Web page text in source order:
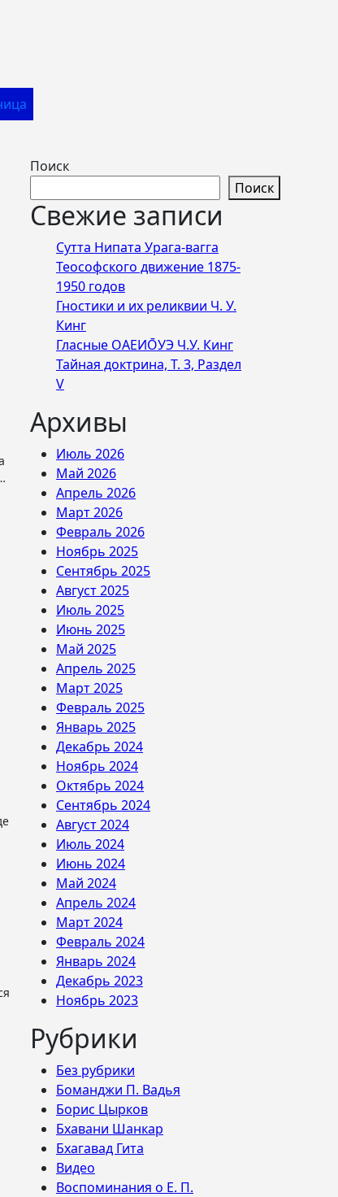
Поиск
Поиск
Свежие записи
Сутта Нипата Урага-вагга
Теософского движение 1875-
1950 годов
Гностики и их реликвии Ч. У.
Кинг
Гласные ОАЕИО̄УЭ Ч.У. Кинг
Тайная доктрина, Т. 3, Раздел
V
Архивы
Июль 2026
Май 2026
Апрель 2026
Март 2026
Февраль 2026
Ноябрь 2025
Сентябрь 2025
Август 2025
Июль 2025
Июнь 2025
Май 2025
Апрель 2025
Март 2025
Февраль 2025
Январь 2025
Декабрь 2024
Ноябрь 2024
Октябрь 2024
Сентябрь 2024
Август 2024
Июль 2024
Июнь 2024
Май 2024
Апрель 2024
Март 2024
Февраль 2024
Январь 2024
Декабрь 2023
Ноябрь 2023
Рубрики
Без рубрики
Боманджи П. Вадья
Борис Цырков
Бхавани Шанкар
Бхагавад Гита
Видео
Воспоминания о Е. П.